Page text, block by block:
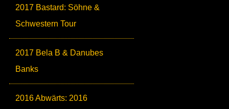
2017 Bastard: Söhne &
Schwestern Tour
2017 Bela B & Danubes
Banks
2016 Abwärts: 2016